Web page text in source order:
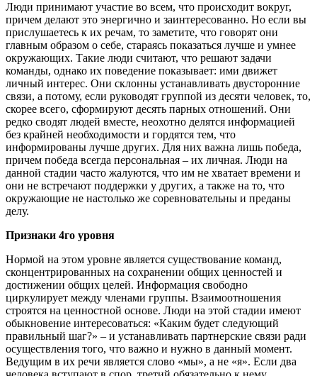
Люди принимают участие во всем, что происходит вокруг,
причем делают это энергично и заинтересованно. Но если вы
прислушаетесь к их речам, то заметите, что говорят они
главным образом о себе, стараясь показаться лучше и умнее
окружающих. Такие люди считают, что решают задачи
команды, однако их поведение показывает: ими движет
личный интерес. Они склонны устанавливать двусторонние
связи, а потому, если руководят группой из десяти человек, то,
скорее всего, сформируют десять парных отношений. Они
редко сводят людей вместе, неохотно делятся информацией
без крайней необходимости и гордятся тем, что
информированы лучше других. Для них важна лишь победа,
причем победа всегда персональная – их личная. Люди на
данной стадии часто жалуются, что им не хватает времени и
они не встречают поддержки у других, а также на то, что
окружающие не настолько же соревновательны и преданы
делу.
Признаки 4го уровня
Нормой на этом уровне является существование команд,
сконцентрированных на сохранении общих ценностей и
достижении общих целей. Информация свободно
циркулирует между членами группы. Взаимоотношения
строятся на ценностной основе. Люди на этой стадии имеют
обыкновение интересоваться: «Каким будет следующий
правильный шаг?» – и устанавливать партнерские связи ради
осуществления того, что важно и нужно в данный момент.
Ведущим в их речи является слово «мы», а не «я». Если два